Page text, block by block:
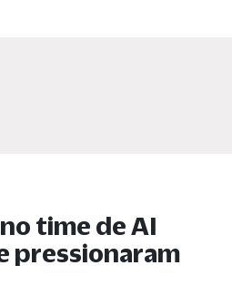
time de AI
pressionaram